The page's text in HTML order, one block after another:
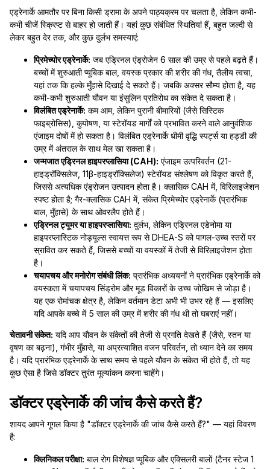
एड्रेनार्के आमतौर पर बिना किसी ड्रामा के अपने पाठ्यक्रम पर चलता है, लेकिन कभी-
कभी चीजें स्क्रिप्ट से बाहर हो जाती हैं। यहां कुछ संबंधित स्थितियां हैं, बहुत जल्दी से
लेकर बहुत देर तक, और कुछ दुर्लभ समस्याएं:
प्रिमेच्योर एड्रेनार्के: जब एड्रिनल एंड्रोजेन 6 साल की उम्र से पहले बढ़ते हैं।
बच्चों में शुरुआती प्यूबिक बाल, वयस्क प्रकार की शरीर की गंध, तैलीय त्वचा,
यहां तक कि हल्के मुँहासे दिखाई दे सकते हैं। जबकि अक्सर सौम्य होता है, यह
कभी-कभी शुरुआती यौवन या इंसुलिन प्रतिरोध का संकेत दे सकता है।
विलंबित एड्रेनार्के: कम आम, लेकिन पुरानी बीमारियों (जैसे सिस्टिक
फाइब्रोसिस), कुपोषण, या स्टेरॉयड मार्गों को प्रभावित करने वाले आनुवंशिक
एंजाइम दोषों में हो सकता है। विलंबित एड्रेनार्के धीमी वृद्धि स्पर्ट्स या हड्डी की
उम्र में अंतराल के साथ मेल खा सकता है।
जन्मजात एड्रिनल हाइपरप्लासिया (CAH): एंजाइम उत्परिवर्तन (21-
हाइड्रॉक्सिलेज, 11β-हाइड्रॉक्सिलेज) स्टेरॉयड संश्लेषण को विकृत करते हैं,
जिससे अत्यधिक एंड्रोजन उत्पादन होता है। क्लासिक CAH में, विरिलाइजेशन
स्पष्ट होता है; गैर-क्लासिक CAH में, संकेत प्रिमेच्योर एड्रेनार्के (प्रारंभिक
बाल, मुँहासे) के साथ ओवरलैप होते हैं।
एड्रिनल ट्यूमर या हाइपरप्लासिया: दुर्लभ, लेकिन एड्रिनल एडेनोमा या
हाइपरप्लास्टिक नोड्यूल्स स्वायत्त रूप से DHEA-S को पागल-उच्च स्तरों पर
स्रावित कर सकते हैं, जिससे बच्चों या वयस्कों में तेजी से विरिलाइजेशन होता
है।
चयापचय और मनोरोग संबंधी लिंक: प्रारंभिक अध्ययनों ने प्रारंभिक एड्रेनार्के को
वयस्कता में चयापचय सिंड्रोम और मूड विकारों के उच्च जोखिम से जोड़ा है।
यह एक रोमांचक क्षेत्र है, लेकिन वर्तमान डेटा अभी भी उभर रहे हैं — इसलिए
यदि आपके बच्चे में 5 साल की उम्र में शरीर की गंध थी तो घबराएं नहीं।
चेतावनी संकेत: यदि आप यौवन के संकेतों की तेजी से प्रगति देखते हैं (जैसे, स्तन या
वृषण का बढ़ना), गंभीर मुँहासे, या अप्रत्याशित वजन परिवर्तन, तो ध्यान देने का समय
है। यदि प्रारंभिक एड्रेनार्के के साथ समय से पहले यौवन के संकेत भी होते हैं, तो यह
कुछ ऐसा है जिसे डॉक्टर तुरंत मूल्यांकन करना चाहेंगे।
डॉक्टर एड्रेनार्के की जांच कैसे करते हैं?
शायद आपने गूगल किया है "डॉक्टर एड्रेनार्के की जांच कैसे करते हैं?" — यहां विवरण
है:
क्लिनिकल परीक्षा: बाल रोग विशेषज्ञ प्यूबिक और एक्सिलरी बालों (टैनर स्टेज 1